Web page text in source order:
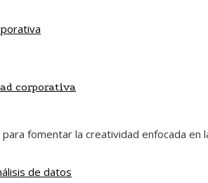
corporativa
fomentar la creatividad enfocada